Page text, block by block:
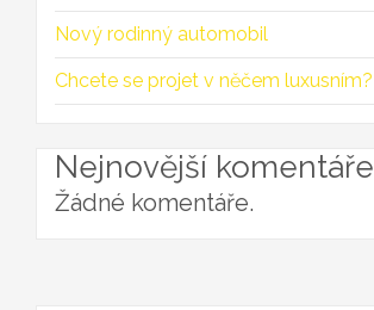
Nový rodinný automobil
Chcete se projet v něčem luxusním?
Nejnovější komentáře
Žádné komentáře.